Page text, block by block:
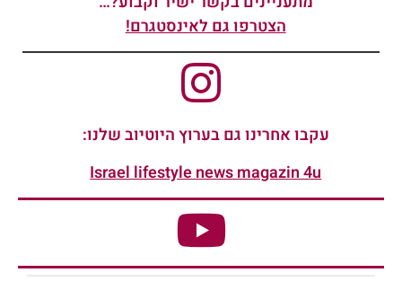
הצטרפו גם לאינסטגרם!
עקבו אחרינו גם בערוץ היוטיוב שלנו:
Israel lifestyle news magazin 4u